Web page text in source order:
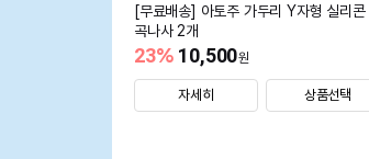
[무료배송] 아토주 가두리 Y자형 실리콘
곡나사 2개
10,500원
23%
자세히 상품선택